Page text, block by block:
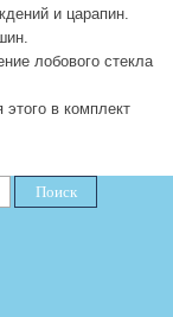
и царапин.
.
лобового стекла
в комплект
Поиск